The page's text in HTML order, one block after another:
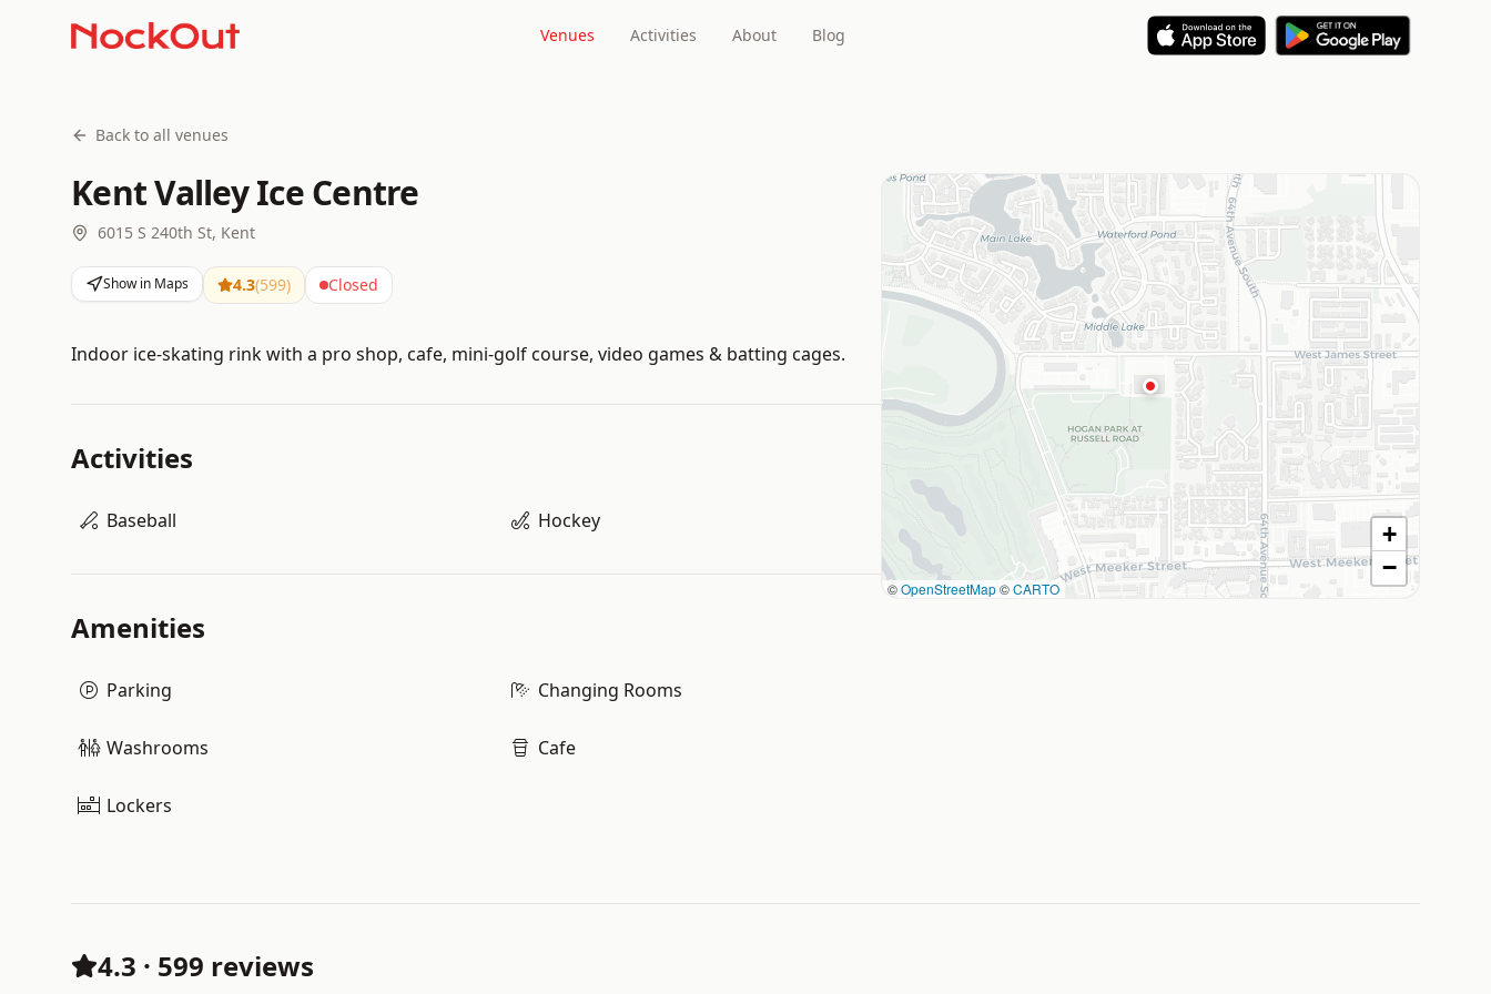
Venues Activities About Blog
Back to all venues
Kent Valley Ice Centre
6015 S 240th St, Kent
Show in Maps 4.3(599) Closed
Indoor ice-skating rink with a pro shop, cafe, mini-golf course, video games & batting cages.
Activities
Baseball Hockey
Amenities
Parking Changing Rooms
Washrooms Cafe
Lockers
©OpenStreetMap©CARTO
+
−
4.3 · 599 reviews